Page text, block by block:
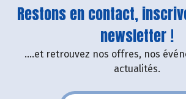
Restons en contact,
newsletter !
....et retrouvez nos offres, nos
actualités.